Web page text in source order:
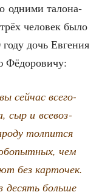
одни­ми тало­на­
чело­век было
дочь Евге­ния
Фёдоровичу:
сей­час все­го-
сыр и все­воз­
тол­пит­ся
чем
без кар­то­чек.
десять боль­ше